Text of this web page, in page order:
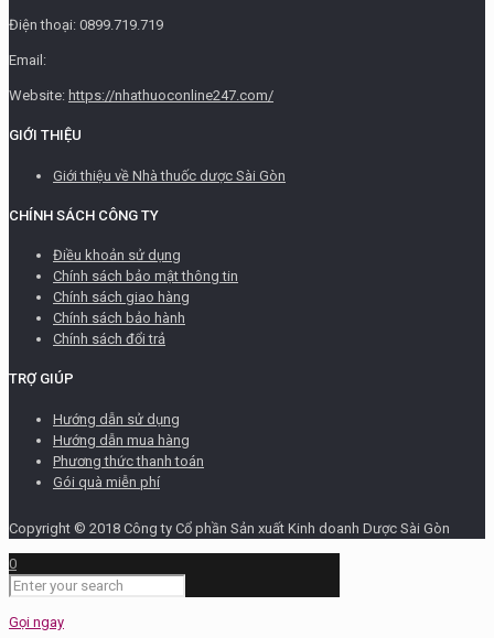
Điện thoại: 0899.719.719
Email:
Website: https://nhathuoconline247.com/
GIỚI THIỆU
Giới thiệu về Nhà thuốc dược Sài Gòn
CHÍNH SÁCH CÔNG TY
Điều khoản sử dụng
Chính sách bảo mật thông tin
Chính sách giao hàng
Chính sách bảo hành
Chính sách đổi trả
TRỢ GIÚP
Hướng dẫn sử dụng
Hướng dẫn mua hàng
Phương thức thanh toán
Gói quà miễn phí
Copyright © 2018 Công ty Cổ phần Sản xuất Kinh doanh Dược Sài Gòn
0
Gọi ngay